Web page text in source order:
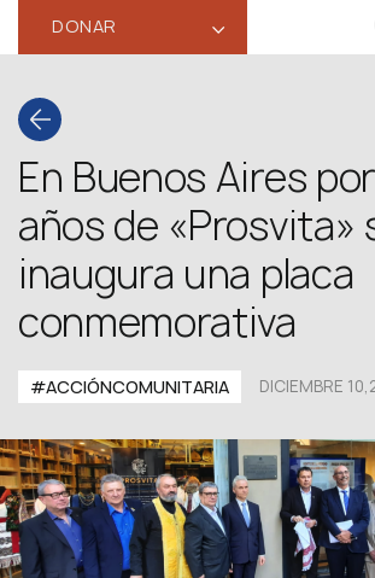
DONAR ‹
En Buenos Aires
años de «Prosvita»
inaugura una placa
conmemorativa
#ACCIÓNCOMUNITARIA DICIEMBRE